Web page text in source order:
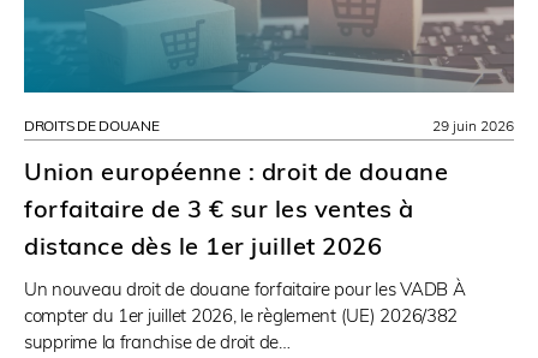
DROITS DE DOUANE
Union européenne : droit de douane
forfaitaire de 3 € sur les ventes à
distance dès le 1er juillet 2026
Un nouveau droit de douane forfaitaire pour les VADB À
compter du 1er juillet 2026, le règlement (UE) 2026/382
supprime la franchise de droit de…
29 juin 2026